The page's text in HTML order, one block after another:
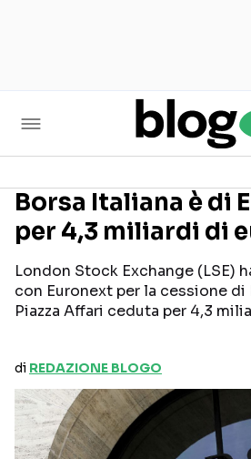
Seguici sui
Borsa Italiana è di
per 4,3 miliardi di
London Stock Exchange (LSE)
con Euronext per la cessione di
Piazza Affari ceduta per 4,3
di REDAZIONE BLOGO